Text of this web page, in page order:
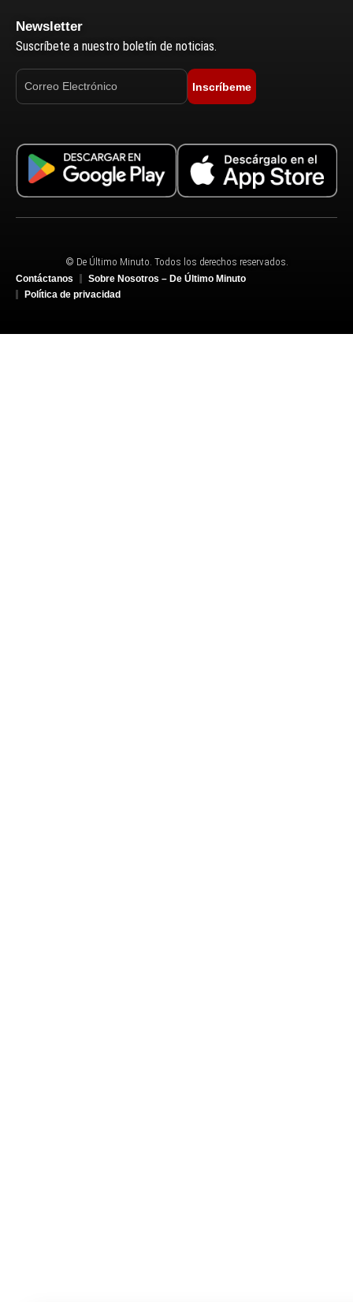
Newsletter
Suscríbete a nuestro boletín de noticias.
Inscríbeme
© De Último Minuto. Todos los derechos reservados.
Contáctanos
Sobre Nosotros – De Último Minuto
Política de privacidad